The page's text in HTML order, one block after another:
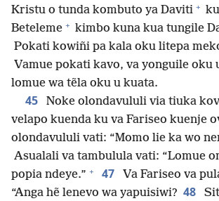
Kristu o tunda kombuto ya Daviti +
Beteleme + kimbo kuna kua tungile
Pokati kowiñi pa kala oku litepa
Vamue pokati kavo, va yonguile oku
lomue wa tẽla oku u kuata.
45
Noke olondavululi via tiuka
velapo kuenda ku va Fariseo kuenje
olondavululi vati: “Momo lie ka wo
Asualali va tambulula vati: “Lomue
popia ndeye.” + 47
Va Fariseo va
“Anga hẽ lenevo wa yapuisiwi? 48